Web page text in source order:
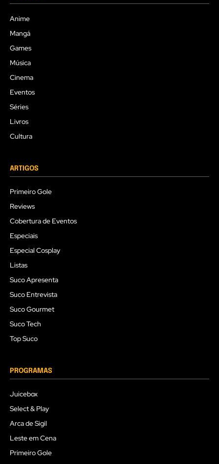
Anime
Mangá
Games
Música
Cinema
Eventos
Séries
Livros
Cultura
ARTIGOS
Primeiro Gole
Reviews
Cobertura de Eventos
Especiais
Especial Cosplay
Listas
Suco Apresenta
Suco Entrevista
Suco Gourmet
Suco Tech
Top Suco
PROGRAMAS
Juicebox
Select & Play
Arca de Sigil
Leste em Cena
Primeiro Gole